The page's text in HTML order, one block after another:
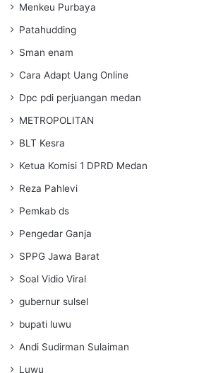
Menkeu Purbaya
Patahudding
Sman enam
Cara Adapt Uang Online
Dpc pdi perjuangan medan
METROPOLITAN
BLT Kesra
Ketua Komisi 1 DPRD Medan
Reza Pahlevi
Pemkab ds
Pengedar Ganja
SPPG Jawa Barat
Soal Vidio Viral
gubernur sulsel
bupati luwu
Andi Sudirman Sulaiman
Luwu